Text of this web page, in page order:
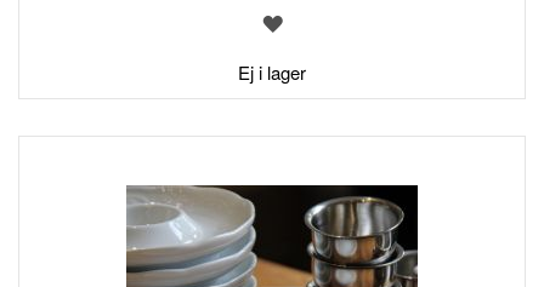
Ej i lager
LÄGG
I
ÖNSKELISTA